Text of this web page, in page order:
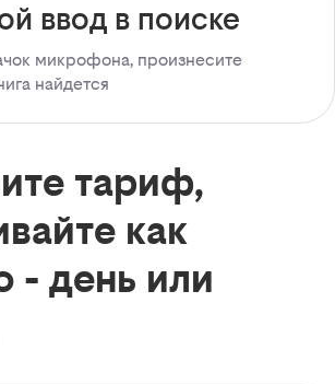
ввод в поиске
микрофона, произнесите
найдется
тариф,
как
- день или